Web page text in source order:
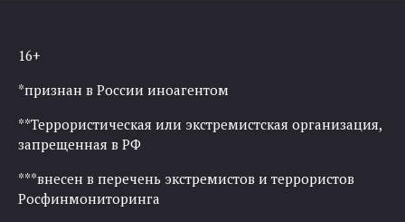
16+
*признан в России иноагентом
**Террористическая или экстремистская организация,
запрещенная в РФ
***внесен в перечень экстремистов и террористов
Росфинмониторинга